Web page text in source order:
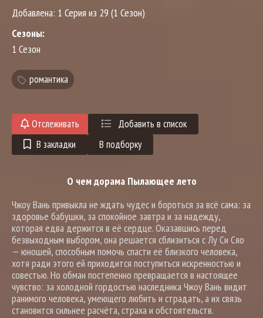
Добавлена: 1 Серия из 29 (1 Сезон)
Сезоны:
1 Сезон
романтика
Отслеживать
Добавить в список
В закладки
В подборку
О чем дорама Пылающее лето
Чжоу Вань привыкла не ждать чудес и бороться за всё сама: за
здоровье бабушки, за спокойное завтра и за надежду,
которая едва держится в её сердце. Оказавшись перед
безвыходным выбором, она решается сблизиться с Лу Си Сяо
— юношей, способным помочь спасти её близкого человека,
хотя ради этого ей приходится поступиться искренностью и
совестью. Но обман постепенно превращается в настоящее
чувство: за холодной гордостью наследника Чжоу Вань видит
ранимого человека, умеющего любить и страдать, а их связь
становится сильнее расчёта, страха и обстоятельств.